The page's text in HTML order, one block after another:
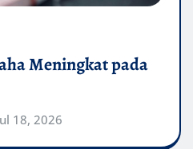
Meningkat pada
18, 2026